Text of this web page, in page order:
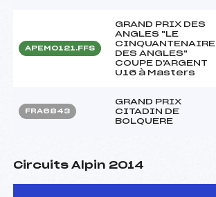
APEM0121.FFS
GRAND PRIX DES
ANGLES "LE
CINQUANTENAIRE
DES ANGLES"
COUPE D'ARGENT
U16 à Masters
FRA6843
GRAND PRIX
CITADIN DE
BOLQUERE
Circuits Alpin 2014